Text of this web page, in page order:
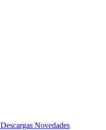
Descargas Novedades